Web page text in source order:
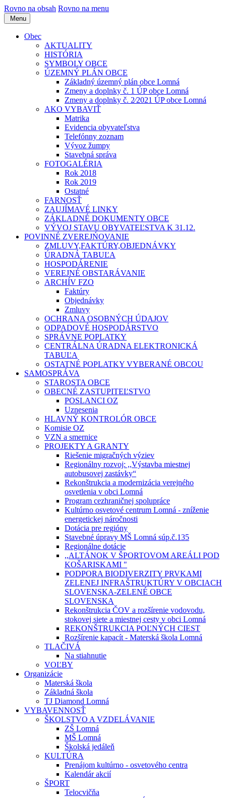
Rovno na obsah Rovno na menu
Menu
Obec
AKTUALITY
HISTÓRIA
SYMBOLY OBCE
ÚZEMNÝ PLÁN OBCE
Základný územný plán obce Lomná
Zmeny a doplnky č. 1 ÚP obce Lomná
Zmeny a doplnky č. 2⁄2021 ÚP obce Lomná
AKO VYBAVIŤ
Matrika
Evidencia obyvateľstva
Telefónny zoznam
Vývoz žumpy
Stavebná správa
FOTOGALÉRIA
Rok 2018
Rok 2019
Ostatné
FARNOSŤ
ZAUJÍMAVÉ LINKY
ZÁKLADNÉ DOKUMENTY OBCE
VÝVOJ STAVU OBYVATEĽSTVA K 31.12.
POVINNÉ ZVEREJŃOVANIE
ZMLUVY,FAKTÚRY,OBJEDNÁVKY
ÚRADNÁ TABUĽA
HOSPODÁRENIE
VEREJNÉ OBSTARÁVANIE
ARCHÍV FZO
Faktúry
Objednávky
Zmluvy
OCHRANA OSOBNÝCH ÚDAJOV
ODPADOVÉ HOSPODÁRSTVO
SPRÁVNE POPLATKY
CENTRÁLNA ÚRADNA ELEKTRONICKÁ
TABUĽA
OSTATNÉ POPLATKY VYBERANÉ OBCOU
SAMOSPRÁVA
STAROSTA OBCE
OBECNÉ ZASTUPITEĽSTVO
POSLANCI OZ
Uznesenia
HLAVNÝ KONTROLÓR OBCE
Komisie OZ
VZN a smernice
PROJEKTY A GRANTY
Riešenie migračných výziev
Regionálny rozvoj: ,,Výstavba miestnej
autobusovej zastávky“
Rekonštrukcia a modernizácia verejného
osvetlenia v obci Lomná
Program cezhraničnej spolupráce
Kultúrno osvetové centrum Lomná - zníženie
energetickej náročnosti
Dotácia pre regióny
Stavebné úpravy MŠ Lomná súp.č.135
Regionálne dotácie
,,ALTÁNOK V ŠPORTOVOM AREÁLI POD
KOŠARISKAMI "
PODPORA BIODIVERZITY PRVKAMI
ZELENEJ INFRAŠTRUKTÚRY V OBCIACH
SLOVENSKA-ZELENÉ OBCE
SLOVENSKA
Rekonštrukcia ČOV a rozšírenie vodovodu,
stokovej siete a miestnej cesty v obci Lomná
REKONŠTRUKCIA POĽNÝCH CIEST
Rozšírenie kapacít - Materská škola Lomná
TLAČIVÁ
Na stiahnutie
VOĽBY
Organizácie
Materská škola
Základná škola
TJ Diamond Lomná
VYBAVENNOSŤ
ŠKOLSTVO A VZDELÁVANIE
ZŠ Lomná
MŠ Lomná
Školská jedáleň
KULTÚRA
Prenájom kultúrno - osvetového centra
Kalendár akcií
ŠPORT
Telocvičňa